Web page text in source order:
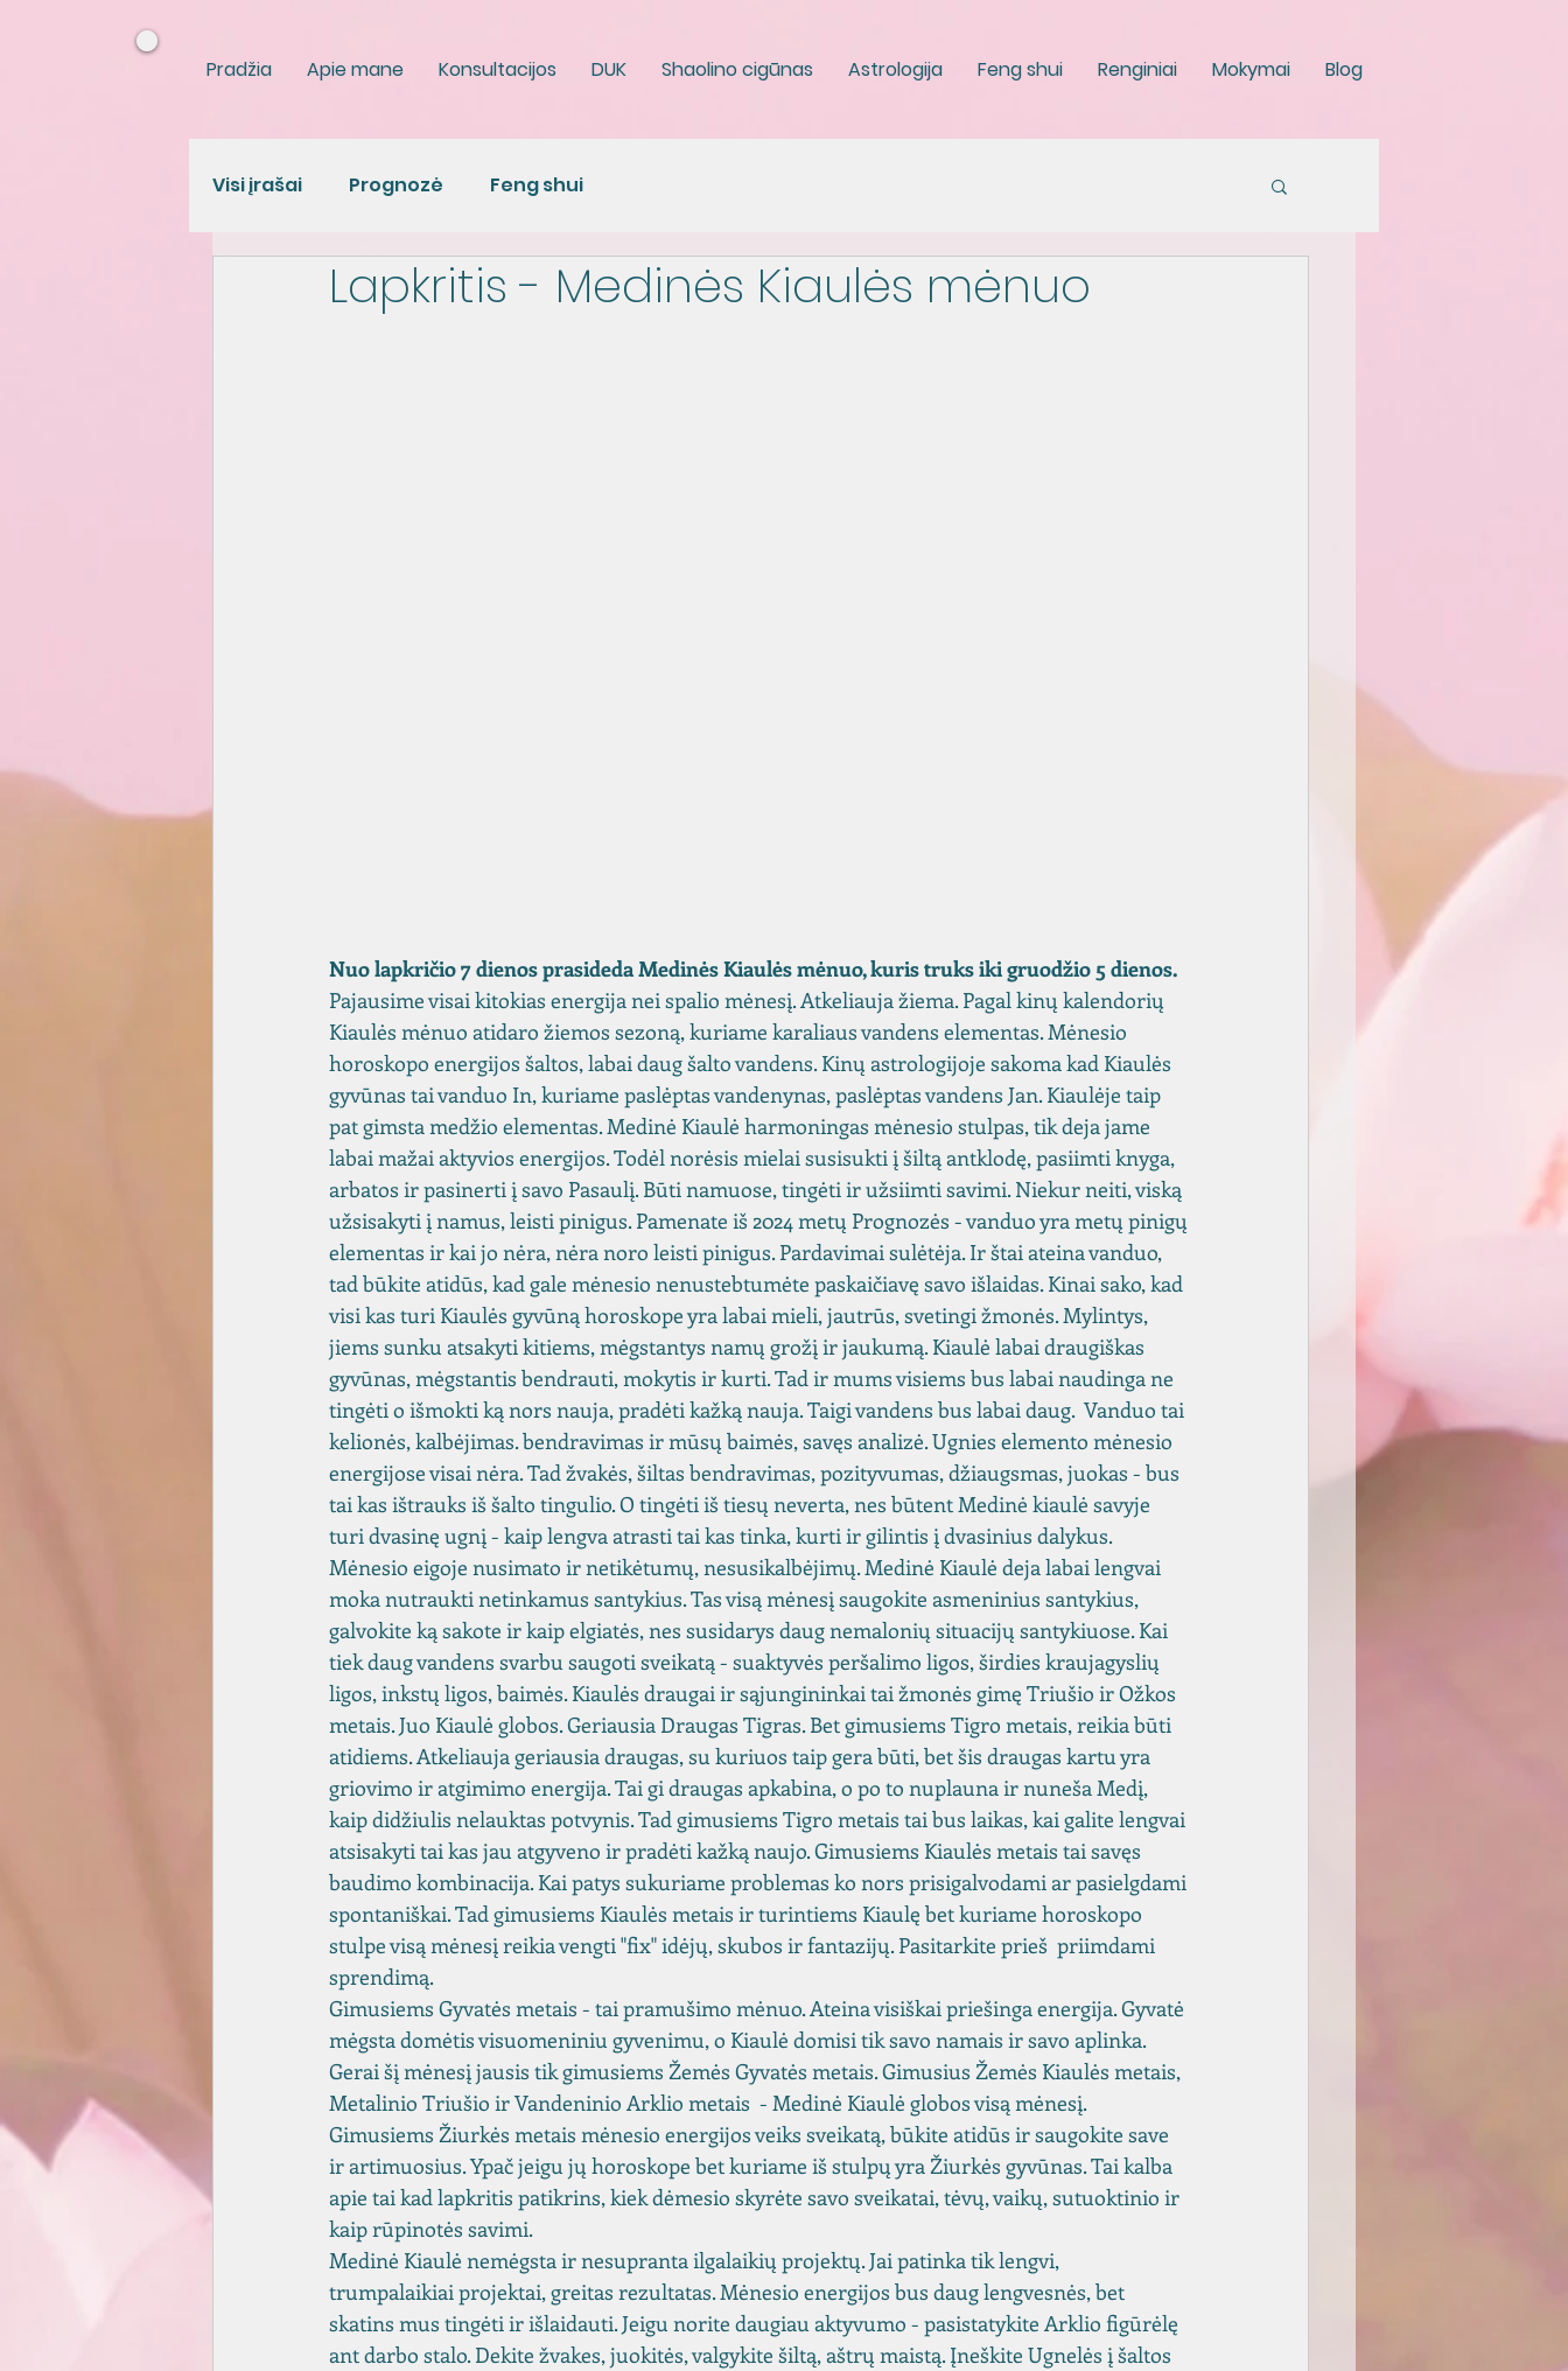
Pradžia Apie mane Konsultacijos DUK Shaolino cigūnas Astrologija Feng shui Renginiai Mokymai Blog
Visi įrašai Prognozė Feng shui
Lapkritis - Medinės Kiaulės mėnuo
Nuo lapkričio 7 dienos prasideda Medinės Kiaulės mėnuo, kuris truks iki gruodžio 5 dienos.
Pajausime visai kitokias energija nei spalio mėnesį. Atkeliauja žiema. Pagal kinų kalendorių
Kiaulės mėnuo atidaro žiemos sezoną, kuriame karaliaus vandens elementas. Mėnesio
horoskopo energijos šaltos, labai daug šalto vandens. Kinų astrologijoje sakoma kad Kiaulės
gyvūnas tai vanduo In, kuriame paslėptas vandenynas, paslėptas vandens Jan. Kiaulėje taip
pat gimsta medžio elementas. Medinė Kiaulė harmoningas mėnesio stulpas, tik deja jame
labai mažai aktyvios energijos. Todėl norėsis mielai susisukti į šiltą antklodę, pasiimti knyga,
arbatos ir pasinerti į savo Pasaulį. Būti namuose, tingėti ir užsiimti savimi. Niekur neiti, viską
užsisakyti į namus, leisti pinigus. Pamenate iš 2024 metų Prognozės - vanduo yra metų pinigų
elementas ir kai jo nėra, nėra noro leisti pinigus. Pardavimai sulėtėja. Ir štai ateina vanduo,
tad būkite atidūs, kad gale mėnesio nenustebtumėte paskaičiavę savo išlaidas. Kinai sako, kad
visi kas turi Kiaulės gyvūną horoskope yra labai mieli, jautrūs, svetingi žmonės. Mylintys,
jiems sunku atsakyti kitiems, mėgstantys namų grožį ir jaukumą. Kiaulė labai draugiškas
gyvūnas, mėgstantis bendrauti, mokytis ir kurti. Tad ir mums visiems bus labai naudinga ne
tingėti o išmokti ką nors nauja, pradėti kažką nauja. Taigi vandens bus labai daug.  Vanduo tai
kelionės, kalbėjimas. bendravimas ir mūsų baimės, savęs analizė. Ugnies elemento mėnesio
energijose visai nėra. Tad žvakės, šiltas bendravimas, pozityvumas, džiaugsmas, juokas - bus
tai kas ištrauks iš šalto tingulio. O tingėti iš tiesų neverta, nes būtent Medinė kiaulė savyje
turi dvasinę ugnį - kaip lengva atrasti tai kas tinka, kurti ir gilintis į dvasinius dalykus.
Mėnesio eigoje nusimato ir netikėtumų, nesusikalbėjimų. Medinė Kiaulė deja labai lengvai
moka nutraukti netinkamus santykius. Tas visą mėnesį saugokite asmeninius santykius,
galvokite ką sakote ir kaip elgiatės, nes susidarys daug nemalonių situacijų santykiuose. Kai
tiek daug vandens svarbu saugoti sveikatą - suaktyvės peršalimo ligos, širdies kraujagyslių
ligos, inkstų ligos, baimės. Kiaulės draugai ir sąjungininkai tai žmonės gimę Triušio ir Ožkos
metais. Juo Kiaulė globos. Geriausia Draugas Tigras. Bet gimusiems Tigro metais, reikia būti
atidiems. Atkeliauja geriausia draugas, su kuriuos taip gera būti, bet šis draugas kartu yra
griovimo ir atgimimo energija. Tai gi draugas apkabina, o po to nuplauna ir nuneša Medį,
kaip didžiulis nelauktas potvynis. Tad gimusiems Tigro metais tai bus laikas, kai galite lengvai
atsisakyti tai kas jau atgyveno ir pradėti kažką naujo. Gimusiems Kiaulės metais tai savęs
baudimo kombinacija. Kai patys sukuriame problemas ko nors prisigalvodami ar pasielgdami
spontaniškai. Tad gimusiems Kiaulės metais ir turintiems Kiaulę bet kuriame horoskopo
stulpe visą mėnesį reikia vengti "fix" idėjų, skubos ir fantazijų. Pasitarkite prieš  priimdami
sprendimą.
Gimusiems Gyvatės metais - tai pramušimo mėnuo. Ateina visiškai priešinga energija. Gyvatė
mėgsta domėtis visuomeniniu gyvenimu, o Kiaulė domisi tik savo namais ir savo aplinka.
Gerai šį mėnesį jausis tik gimusiems Žemės Gyvatės metais. Gimusius Žemės Kiaulės metais,
Metalinio Triušio ir Vandeninio Arklio metais  - Medinė Kiaulė globos visą mėnesį.
Gimusiems Žiurkės metais mėnesio energijos veiks sveikatą, būkite atidūs ir saugokite save
ir artimuosius. Ypač jeigu jų horoskope bet kuriame iš stulpų yra Žiurkės gyvūnas. Tai kalba
apie tai kad lapkritis patikrins, kiek dėmesio skyrėte savo sveikatai, tėvų, vaikų, sutuoktinio ir
kaip rūpinotės savimi.
Medinė Kiaulė nemėgsta ir nesupranta ilgalaikių projektų. Jai patinka tik lengvi,
trumpalaikiai projektai, greitas rezultatas. Mėnesio energijos bus daug lengvesnės, bet
skatins mus tingėti ir išlaidauti. Jeigu norite daugiau aktyvumo - pasistatykite Arklio figūrėlę
ant darbo stalo. Dekite žvakes, juokitės, valgykite šiltą, aštrų maistą. Įneškite Ugnelės į šaltos